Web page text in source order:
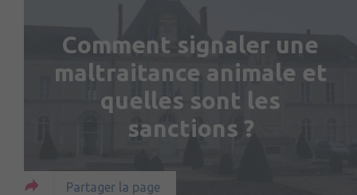
Comment signaler une
maltraitance animale et
quelles sont les
sanctions ?
Partager la page